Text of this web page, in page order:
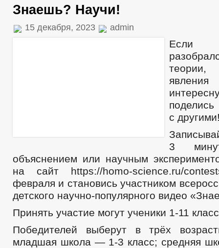
Знаешь? Научи!
15 декабря, 2023 admin
Если
с
3
объяснением или научным
на сайт https://homo-science.ru/
февраля и становись участником
детского научно-популярного видео
Принять участие могут ученики 1-11
Победителей выберут в трёх
младшая школа — 1-3 класс; средняя